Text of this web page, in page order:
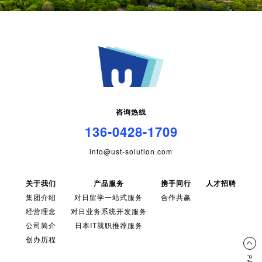
咨询热线
136-0428-1709
info@ust-solution.com
关于我们
集团介绍
经营理念
公司简介
创办历程
产品服务
对日留学一站式服务
对日业务系统开发服务
日本IT就职推荐服务
携手同行
合作共赢
人才招聘